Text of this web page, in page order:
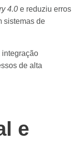
4.0 e reduziu erros
sistemas de
integração
de alta
e